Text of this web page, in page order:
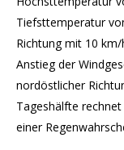
Tiefsttemperatur
Richtung mit 10
Anstieg der
nordöstlicher
Tageshälfte
einer